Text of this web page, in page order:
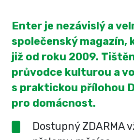
Enter je nezávislý a
společenský magazín,
již od roku 2009.
průvodce kulturou a
s praktickou přílohou
pro domácnost.
Dostupný ZDARMA